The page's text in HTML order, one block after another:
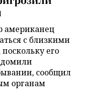
американец
с близкими
его
сообщил
органам